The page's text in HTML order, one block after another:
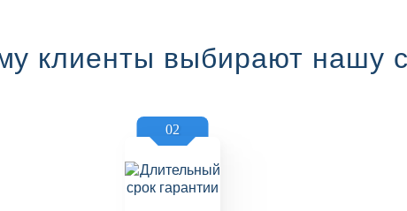
клиенты выбирают нашу
02